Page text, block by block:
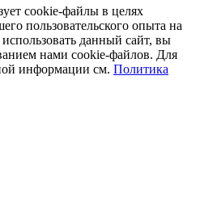
cookie-файлы в целях
пользовательского опыта на
данный сайт, вы
нами cookie-файлов. Для
информации см. Политика